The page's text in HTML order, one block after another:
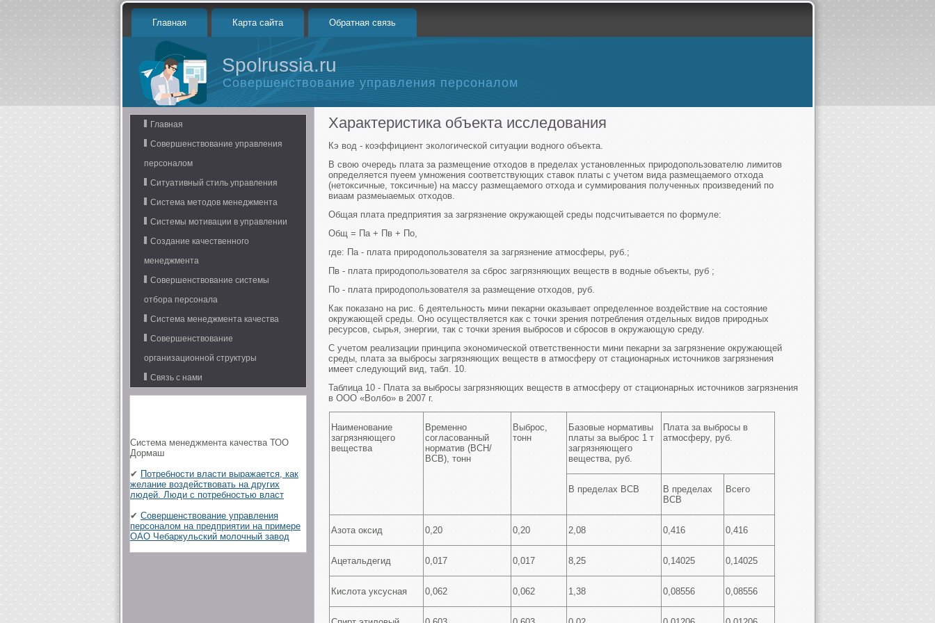
Главная Карта сайта Обратная связь
Spolrussia.ru
Совершенствование управления персоналом
Главная
Совершенствование управления
персоналом
Ситуативный стиль управления
Система методов менеджмента
Системы мотивации в управлении
Создание качественного
менеджмента
Совершенствование системы
отбора персонала
Система менеджмента качества
Совершенствование
организационной структуры
Связь с нами
Система менеджмента качества ТОО
Дормаш
✔ Потребности власти выражается, как
желание воздействовать на других
людей. Люди с потребностью власт
✔ Совершенствование управления
персоналом на предприятии на примере
ОАО Чебаркульский молочный завод
Характеристика объекта исследования
Кэ вод - коэффициент экологической ситуации водного объекта.
В свою очередь плата за размещение отходов в пределах установленных природопользователю лимитов
определяется пуеем умножения соответствующих ставок платы с учетом вида размещаемого отхода
(нетоксичные, токсичные) на массу размещаемого отхода и суммирования полученных произведений по
виаам размеыаемых отходов.
Общая плата предприятия за загрязнение окружающей среды подсчитывается по формуле:
Общ = Па + Пв + По,
где: Па - плата природопользователя за загрязнение атмосферы, руб.;
Пв - плата природопользователя за сброс загрязняющих веществ в водные объекты, руб ;
По - плата природопользователя за размещение отходов, руб.
Как показано на рис. 6 деятельность мини пекарни оказывает определенное воздействие на состояние
окружающей среды. Оно осуществляется как с точки зрения потребления отдельных видов природных
ресурсов, сырья, энергии, так с точки зрения выбросов и сбросов в окружающую среду.
С учетом реализации принципа экономической ответственности мини пекарни за загрязнение окружающей
среды, плата за выбросы загрязняющих веществ в атмосферу от стационарных источников загрязнения
имеет следующий вид, табл. 10.
Таблица 10 - Плата за выбросы загрязняющих веществ в атмосферу от стационарных источников загрязнения
в ООО «Волбо» в 2007 г.
Наименование
загрязняющего
вещества
Временно
согласованный
норматив (ВСН/
ВСВ), тонн
Выброс,
тонн
Базовые нормативы
платы за выброс 1 т
загрязняющего
вещества, руб.
Плата за выбросы в
атмосферу, руб.
В пределах ВСВ
В пределах
ВСВ
Всего
Азота оксид 0,20 0,20 2,08 0,416 0,416
Ацетальдегид 0,017 0,017 8,25 0,14025 0,14025
Кислота уксусная 0,062 0,062 1,38 0,08556 0,08556